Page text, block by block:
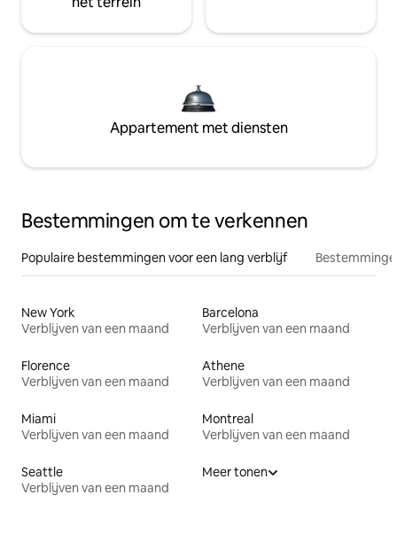
Appartement met diensten
Bestemmingen om te verkennen
Populaire bestemmingen voor een lang verblijf
New York
Verblijven van een maand
Barcelona
Verblijven van een maand
Florence
Verblijven van een maand
Athene
Verblijven van een maand
Miami
Verblijven van een maand
Montreal
Verblijven van een maand
Seattle
Verblijven van een maand
Meer tonen